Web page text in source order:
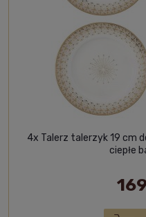
4x Talerz talerzyk 19 cm
ciepłe